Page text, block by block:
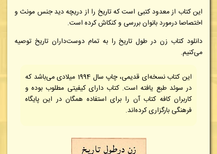
این کتاب از معدود کتبی است که تاریخ را از دریچه دید جنس مونث و
اختصاصا درمورد بانوان بررسی و کنکاش کرده است.
دانلود کتاب زن در طول تاریخ را به تمام دوست‌داران تاریخ توصیه
می‌کنیم.
این کتاب نسخه‌ای قدیمی، چاپ سال 1994 میلادی می‌باشد که
در سوئد طبع یافته است. کتاب دارای کیفیتی مطلوب بوده و
کاربران کافه کتاب آن را برای استفاده همگان در این پایگاه
فرهنگی بارگزاری کرده‌اند.